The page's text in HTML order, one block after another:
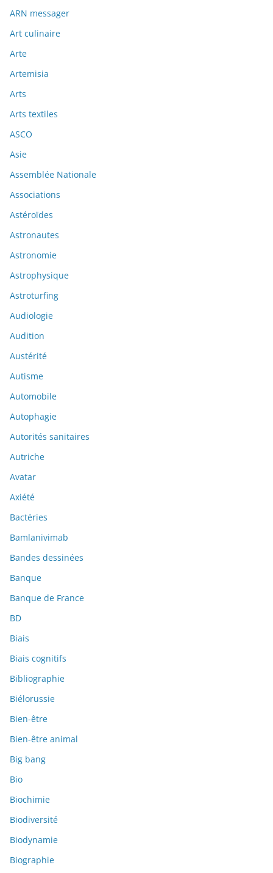
ARN messager
Art culinaire
Arte
Artemisia
Arts
Arts textiles
ASCO
Asie
Assemblée Nationale
Associations
Astéroïdes
Astronautes
Astronomie
Astrophysique
Astroturfing
Audiologie
Audition
Austérité
Autisme
Automobile
Autophagie
Autorités sanitaires
Autriche
Avatar
Axiété
Bactéries
Bamlanivimab
Bandes dessinées
Banque
Banque de France
BD
Biais
Biais cognitifs
Bibliographie
Biélorussie
Bien-être
Bien-être animal
Big bang
Bio
Biochimie
Biodiversité
Biodynamie
Biographie